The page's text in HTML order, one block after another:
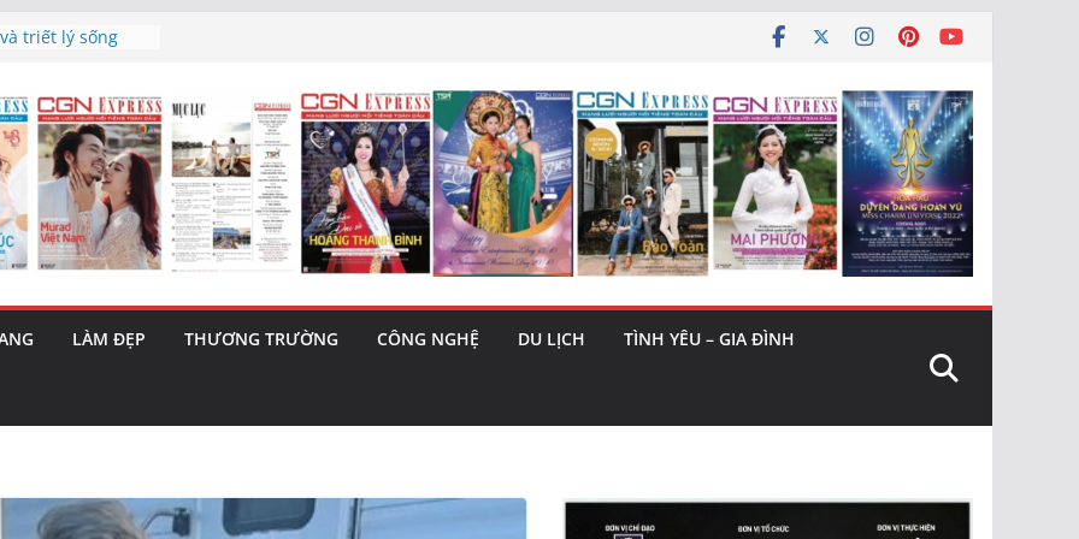
mai”
phiên tăng
– 1 Cơ hội
cùng MTH
(5/8): Bật tăng
LÀM ĐẸP THƯƠNG TRƯỜNG CÔNG NGHỆ DU LỊCH TÌNH YÊU – GIA ĐÌNH